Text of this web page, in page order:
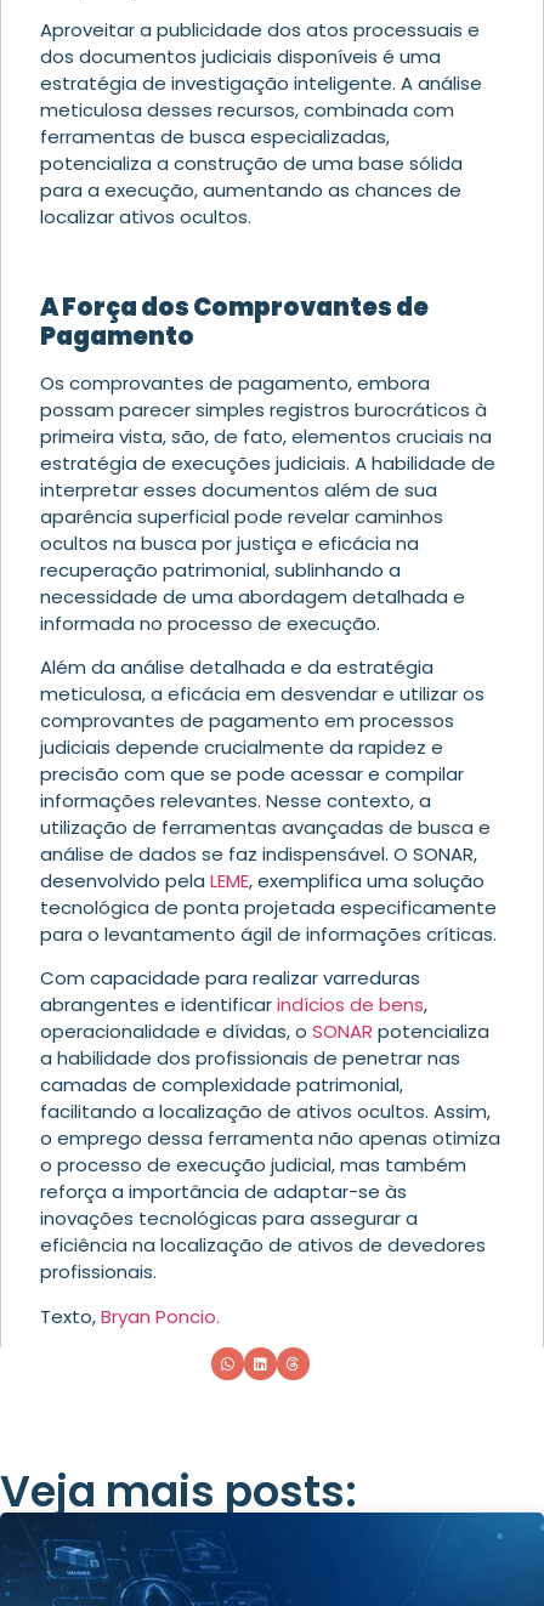
Aproveitar a publicidade dos atos processuais e
dos documentos judiciais disponíveis é uma
estratégia de investigação inteligente. A análise
meticulosa desses recursos, combinada com
ferramentas de busca especializadas,
potencializa a construção de uma base sólida
para a execução, aumentando as chances de
localizar ativos ocultos.
A Força dos Comprovantes de
Pagamento
Os comprovantes de pagamento, embora
possam parecer simples registros burocráticos à
primeira vista, são, de fato, elementos cruciais na
estratégia de execuções judiciais. A habilidade de
interpretar esses documentos além de sua
aparência superficial pode revelar caminhos
ocultos na busca por justiça e eficácia na
recuperação patrimonial, sublinhando a
necessidade de uma abordagem detalhada e
informada no processo de execução.
Além da análise detalhada e da estratégia
meticulosa, a eficácia em desvendar e utilizar os
comprovantes de pagamento em processos
judiciais depende crucialmente da rapidez e
precisão com que se pode acessar e compilar
informações relevantes. Nesse contexto, a
utilização de ferramentas avançadas de busca e
análise de dados se faz indispensável. O SONAR,
desenvolvido pela LEME, exemplifica uma solução
tecnológica de ponta projetada especificamente
para o levantamento ágil de informações críticas.
Com capacidade para realizar varreduras
abrangentes e identificarindícios de bens,
operacionalidade e dívidas, o SONAR potencializa
a habilidade dos profissionais de penetrar nas
camadas de complexidade patrimonial,
facilitando a localização de ativos ocultos. Assim,
o emprego dessa ferramenta não apenas otimiza
o processo de execução judicial, mas também
reforça a importância de adaptar-se às
inovações tecnológicas para assegurar a
eficiência na localização de ativos de devedores
profissionais.
Texto,Bryan Poncio.
Veja mais posts: